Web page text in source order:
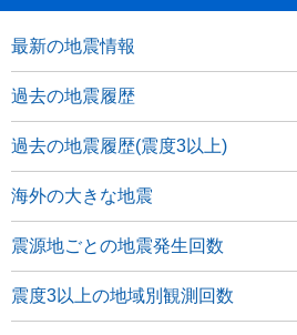
最新の地震情報
過去の地震履歴
過去の地震履歴(震度3以上)
海外の大きな地震
震源地ごとの地震発生回数
震度3以上の地域別観測回数